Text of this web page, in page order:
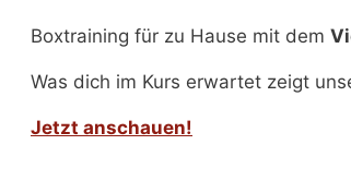
Boxtraining für zu Hause mit dem
Was dich im Kurs erwartet zeigt
Jetzt anschauen!